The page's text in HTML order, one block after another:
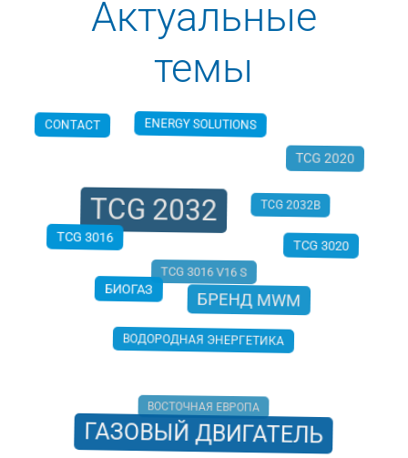
Актуальные
темы
CONTACT ENERGY SOLUTIONS
TCG 2032
TCG 3016
TCG 3016 V16 S
TCG 3020
БИОГАЗ
БРЕНД MWM
ВОДОРОДНАЯ ЭНЕРГЕТИКА
ВОСТОЧНАЯ ЕВРОПА
ГАЗОВЫЙ ДВИГАТЕЛЬ